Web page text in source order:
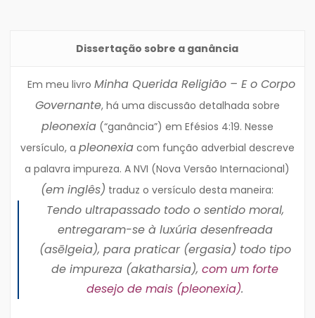
Dissertação sobre a ganância
Em meu livroMinha Querida Religião – E o Corpo
Governante, há uma discussão detalhada sobre
pleonexia(“ganância”) em Efésios 4:19. Nesse
versículo, a pleonexiacom função adverbial descreve
a palavra impureza. A NVI (Nova Versão Internacional)
(em inglês) traduz o versículo desta maneira:
Tendo ultrapassado todo o sentido moral,
entregaram-se à luxúria desenfreada
(asēlgeia), para praticar (ergasia) todo tipo
de impureza (akatharsia),com um forte
desejo de mais (pleonexia).